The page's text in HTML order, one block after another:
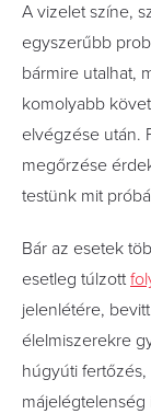
A vizelet színe,
egyszerűbb
bármire utalhat,
komolyabb
elvégzése után.
megőrzése
testünk mit
Bár az esetek
esetleg túlzott
jelenlétére,
élelmiszerekre
húgyúti